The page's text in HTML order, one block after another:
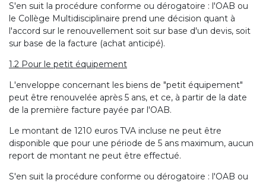
S'en suit la procédure conforme ou dérogatoire : l'OAB ou
le Collège Multidisciplinaire prend une décision quant à
l'accord sur le renouvellement soit sur base d'un devis, soit
sur base de la facture (achat anticipé).
1.2 Pour le petit équipement
L'enveloppe concernant les biens de "petit équipement"
peut être renouvelée après 5 ans, et ce, à partir de la date
de la première facture payée par l'OAB.
Le montant de 1210 euros TVA incluse ne peut être
disponible que pour une période de 5 ans maximum, aucun
report de montant ne peut être effectué.
S'en suit la procédure conforme ou dérogatoire : l'OAB ou